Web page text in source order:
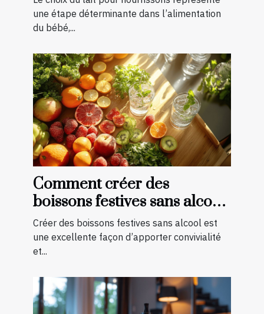
une étape déterminante dans l’alimentation
du bébé,...
Comment créer des
boissons festives sans alcool
pour toutes les saisons
Créer des boissons festives sans alcool est
une excellente façon d’apporter convivialité
et...